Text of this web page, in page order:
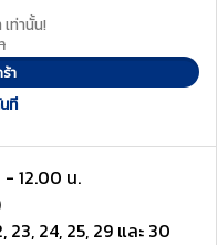
ท่านั้น!
า
ที
12.00 น.
23, 24, 25, 29 และ 30